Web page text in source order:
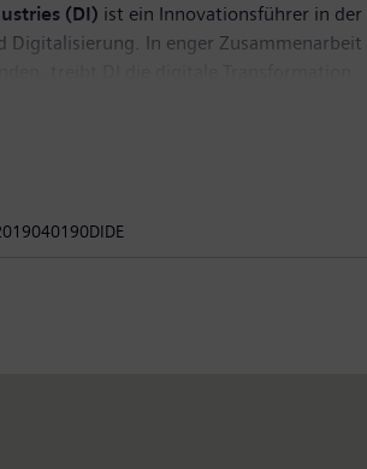
(DI) ist ein Innovationsführer in der
Digitalisierung. In enger Zusammenarbeit
Branchen, ermöglicht das
sein Portfolio fortlaufend durch